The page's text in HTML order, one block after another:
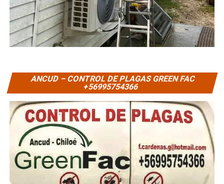
ANCUD – CONTROL DE PLAGAS GREEN FAC
+56995754366